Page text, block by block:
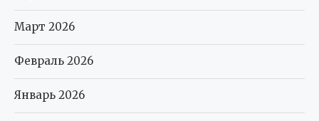
Март 2026
Февраль 2026
Январь 2026